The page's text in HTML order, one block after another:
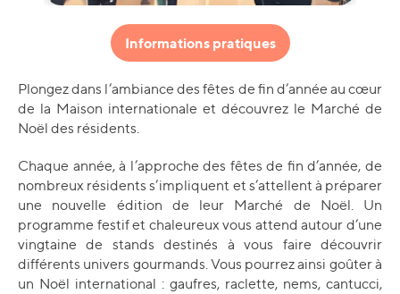
Informations pratiques
Plongez dans l’ambiance des fêtes de fin d’année au cœur
de la Maison internationale et découvrez le Marché de
Noël des résidents.
Chaque année, à l’approche des fêtes de fin d’année, de
nombreux résidents s’impliquent et s’attellent à préparer
une nouvelle édition de leur Marché de Noël. Un
programme festif et chaleureux vous attend autour d’une
vingtaine de stands destinés à vous faire découvrir
différents univers gourmands. Vous pourrez ainsi goûter à
un Noël international : gaufres, raclette, nems, cantucci,